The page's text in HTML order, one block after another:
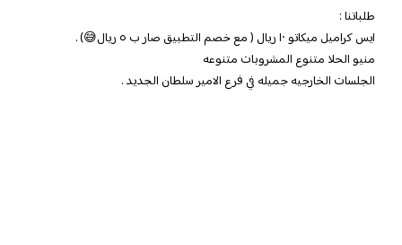
طلباتنا :
ايس كراميل ميكاتو ١٠ ريال ( مع خصم التطبيق صار ب ٥ ريال😅) .
منيو الحلا متنوع المشروبات متنوعه
الجلسات الخارجيه جميله في فرع الامير سلطان الجديد .